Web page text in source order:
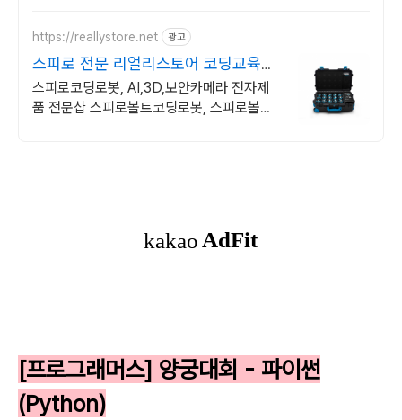
https://reallystore.net 광고
스피로 전문 리얼리스토어 코딩교육을
쉽고 재밌게
스피로코딩로봇, AI,3D,보안카메라 전자제
품 전문샵 스피로볼트코딩로봇, 스피로볼트
[프로그래머스] 양궁대회 - 파이썬
(Python)